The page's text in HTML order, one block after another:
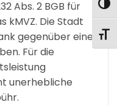
Abs. 2 BGB für
kMVZ. Die Stadt
gegenüber eine
Für die
unerhebliche